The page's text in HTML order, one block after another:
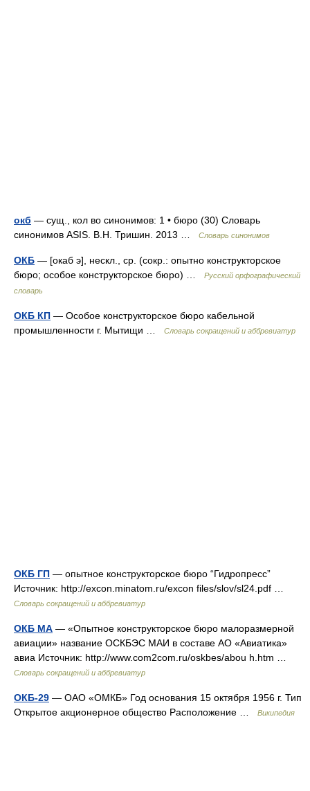
окб — сущ., кол во синонимов: 1 • бюро (30) Словарь
синонимов ASIS. В.Н. Тришин. 2013 …
Словарь синонимов
ОКБ — [окаб э], нескл., ср. (сокр.: опытно конструкторское
бюро; особое конструкторское бюро) …
Русский орфографический
словарь
ОКБ КП — Особое конструкторское бюро кабельной
промышленности г. Мытищи …
Словарь сокращений и аббревиатур
ОКБ ГП — опытное конструкторское бюро “Гидропресс”
Источник: http://excon.minatom.ru/excon files/slov/sl24.pdf …
Словарь сокращений и аббревиатур
ОКБ МА — «Опытное конструкторское бюро малоразмерной
авиации» название ОСКБЭС МАИ в составе АО «Авиатика»
авиа Источник: http://www.com2com.ru/oskbes/abou h.htm …
Словарь сокращений и аббревиатур
ОКБ-29 — ОАО «ОМКБ» Год основания 15 октября 1956 г. Тип
Открытое акционерное общество Расположение …
Википедия